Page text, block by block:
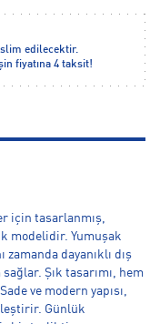
edilecektir.
fiyatına 4 taksit!
için tasarlanmış,
modelidir. Yumuşak
zamanda dayanıklı dış
Şık tasarımı, hem
ve modern yapısı,
Günlük